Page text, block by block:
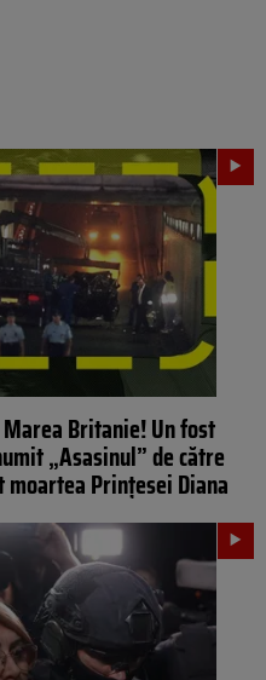
Britanie! Un fost
„Asasinul” de către
Prințesei Diana